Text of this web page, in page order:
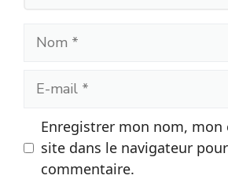
Nom
Enregistrer mon nom, mon
site dans le navigateur
commentaire.